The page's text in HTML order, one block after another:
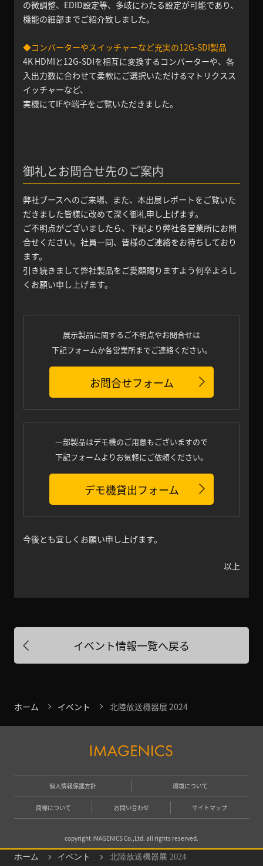
の微調整、EDID設定等、多岐にわたる設定が可能であり、
機能の細部までご紹介致しました。
◆コンバーターやスイッチャーなど充実の12G-SDI製品
4K HDMIと12G-SDIを相互に変換するコンバーターや、各
入出力数に合わせて柔軟にご選択いただけるマトリクスス
イッチャーなど、
実機にてIFや端子をご覧いただきました。
御礼とお問合せ先のご案内
弊社ブースへのご来場、また、本出展レポートをご覧いた
だきました皆様に改めて深く御礼申し上げます。
ご不明点がございましたら、下記より弊社各営業所にお問
合せください。社員一同、皆様のご連絡をお待ちしており
ます。
引き続きまして弊社製品をご愛顧賜りますよう何卒よろし
くお願い申し上げます。
展示製品に関するご不明点やお問合せは
下記フォームか各営業所までご連絡ください。
お問合せフォーム
一部製品はデモ機のご用意もございますので
下記フォームよりお気軽にご依頼ください。
デモ機貸出フォーム
今後とも宜しくお願い申し上げます。
以上
イベント情報一覧へ戻る
ホーム イベント 北陸放送機器展 2024
個人情報保護方針 環境について
商標について お問い合わせ サイトマップ
copyright IMAGENICS Co.,Ltd. all rights reserved.
ホーム イベント 北陸放送機器展 2024